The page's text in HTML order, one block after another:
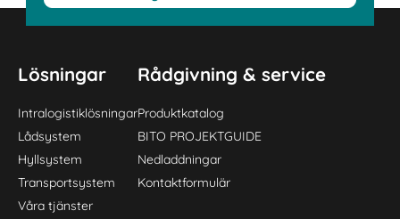
Lösningar
Intralogistiklösningar
Lådsystem
Hyllsystem
Transportsystem
Våra tjänster
Rådgivning & service
Produktkatalog
BITO PROJEKTGUIDE
Nedladdningar
Kontaktformulär